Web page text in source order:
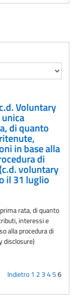
Voluntary
di quanto
in base alla
di
voluntary
il 31 luglio
rata, di quanto
interessi e
alla procedura di
disclosure)
Indietro1 2 3456